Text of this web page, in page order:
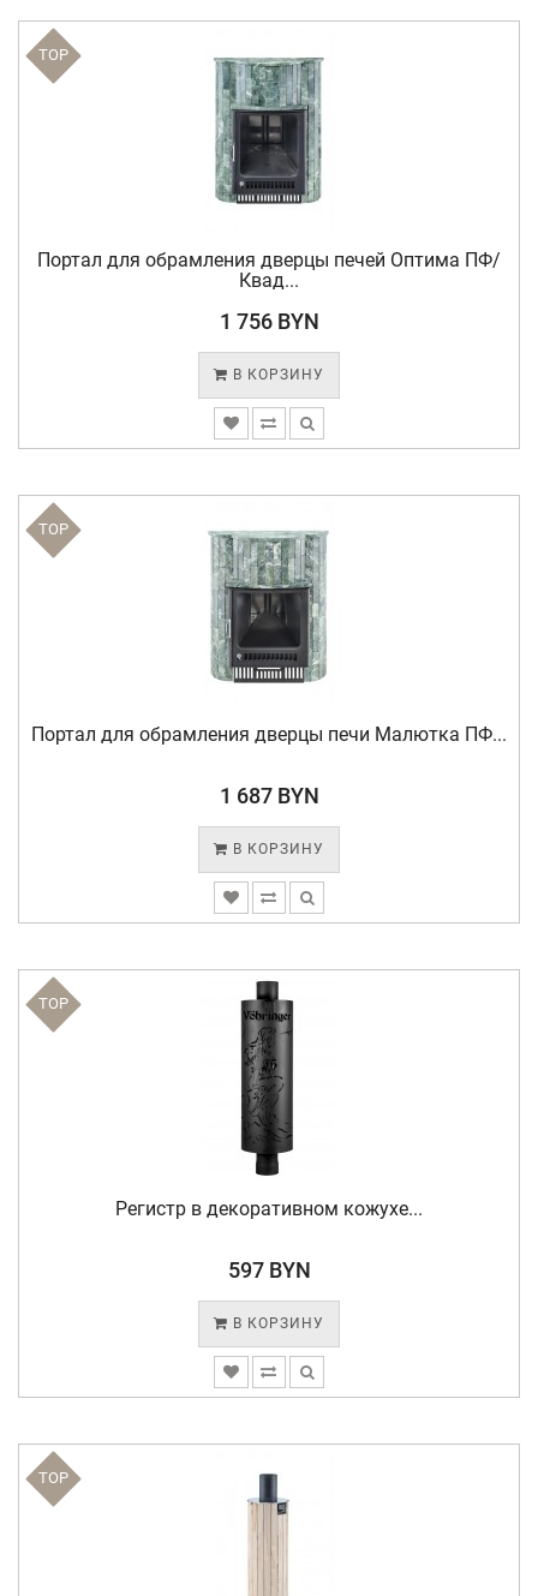
TOP
Портал для обрамления дверцы печей Оптима ПФ/
Квад...
1 756 BYN
В КОРЗИНУ
TOP
Портал для обрамления дверцы печи Малютка ПФ...
1 687 BYN
В КОРЗИНУ
TOP
Регистр в декоративном кожухе...
597 BYN
В КОРЗИНУ
TOP